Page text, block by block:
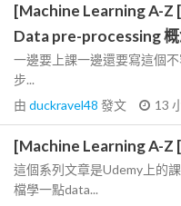
[Machine Learning A-Z
Data pre-processing
一邊要上課一邊還要寫這個
步...
由 duckravel48 發文 13
[Machine Learning A-Z
這個系列文章是Udemy上的
檔學一點data...